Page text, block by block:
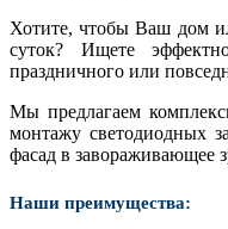
Хотите, чтобы Ваш дом
суток? Ищете
праздничного или
Мы предлагаем
монтажу светодиодных
фасад в завораживающее
Наши преимущества: